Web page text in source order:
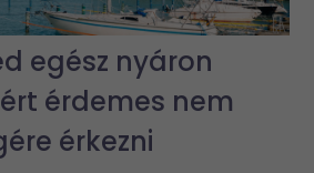
egész nyáron
érdemes nem
érkezni